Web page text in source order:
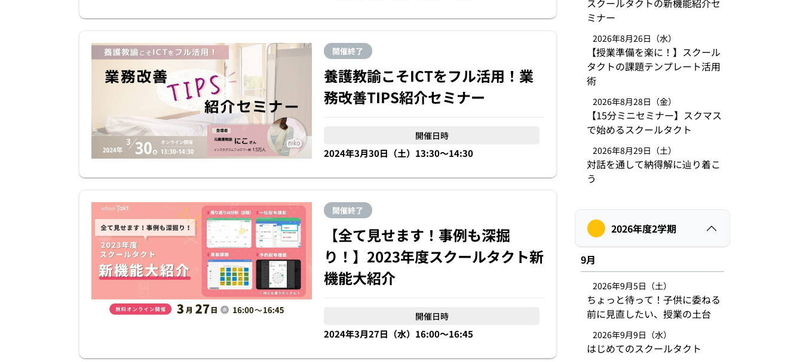
開催終了
養護教諭こそICTをフル活用！業
務改善TIPS紹介セミナー
開催日時
2024年3月30日（土）13:30〜14:30
開催終了
【全て見せます！事例も深掘
り！】2023年度スクールタクト新
機能大紹介
開催日時
2024年3月27日（水）16:00〜16:45
スクールタクトの新機能紹介セ
ミナー
2026年8月26日（水）
【授業準備を楽に！】スクール
タクトの課題テンプレート活用
術
2026年8月28日（金）
【15分ミニセミナー】スクマス
で始めるスクールタクト
2026年8月29日（土）
対話を通して納得解に辿り着こ
う
2026年度2学期
9月
2026年9月5日（土）
ちょっと待って！子供に委ねる
前に見直したい、授業の土台
2026年9月9日（水）
はじめてのスクールタクト